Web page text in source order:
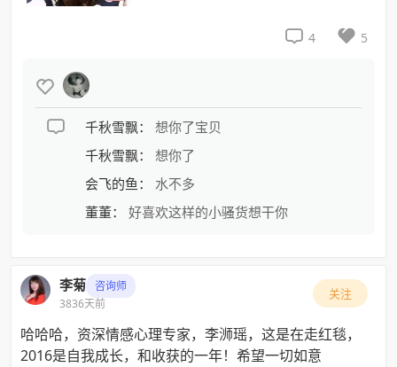
 4  5

 千秋雪飘：
想你了宝贝
千秋雪飘：
想你了
会飞的鱼：
水不多
董董：
好喜欢这样的小骚货想干你
李菊
咨询师
3836天前
关注
哈哈哈，资深情感心理专家，李浉瑶，这是在走红毯，
2016是自我成长，和收获的一年！希望一切如意